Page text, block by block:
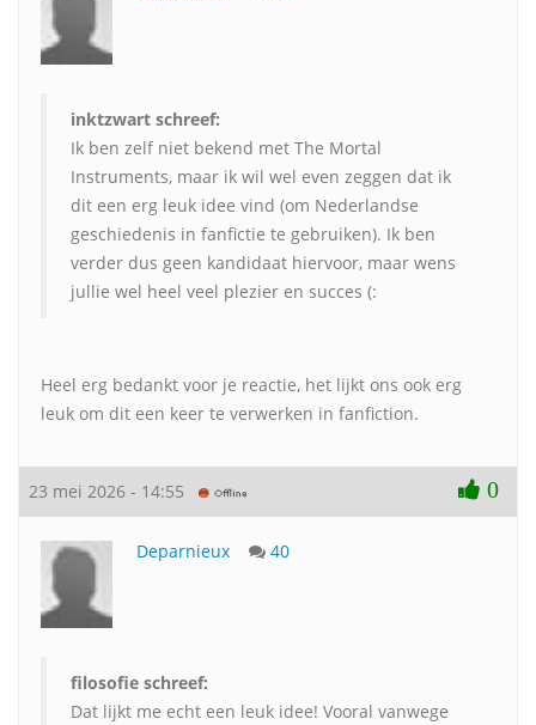
inktzwart schreef:
Ik ben zelf niet bekend met The Mortal
Instruments, maar ik wil wel even zeggen dat ik
dit een erg leuk idee vind (om Nederlandse
geschiedenis in fanfictie te gebruiken). Ik ben
verder dus geen kandidaat hiervoor, maar wens
jullie wel heel veel plezier en succes (:
Heel erg bedankt voor je reactie, het lijkt ons ook erg
leuk om dit een keer te verwerken in fanfiction.
23 mei 2026 - 14:55 0
Deparnieux 40
filosofie schreef:
Dat lijkt me echt een leuk idee! Vooral vanwege